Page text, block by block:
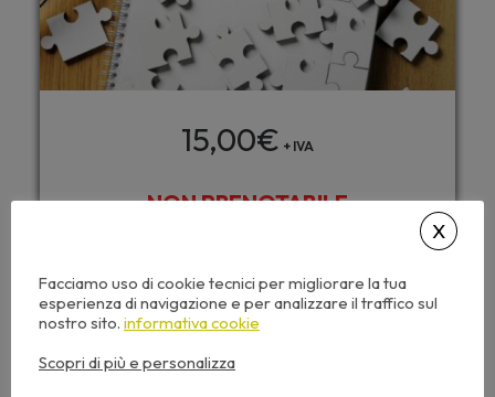
15,00€ + IVA
NON PRENOTABILE
Caricamento automatico dei CFP
Attestato di partecipazione
Facciamo uso di cookie tecnici per migliorare la tua
esperienza di navigazione e per analizzare il traffico sul
nostro sito. informativa cookie
Scopri di più e personalizza